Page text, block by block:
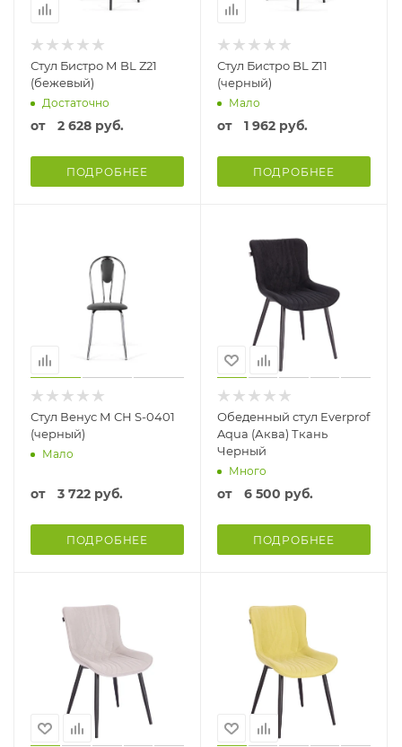
Стул Бистро М BL Z21
(бежевый)
Достаточно
от 2 628 руб.
ПОДРОБНЕЕ
Стул Бистро BL Z11
(черный)
Мало
от 1 962 руб.
ПОДРОБНЕЕ
Стул Венус М СН S-0401
(черный)
Мало
от 3 722 руб.
ПОДРОБНЕЕ
Обеденный стул Everprof
Aqua (Аква) Ткань
Черный
Много
от 6 500 руб.
ПОДРОБНЕЕ